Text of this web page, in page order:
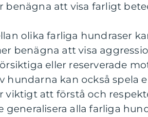
benägna att visa farligt
olika farliga hundraser
benägna att visa
eller reserverade
hundarna kan också spela
viktigt att förstå och
generalisera alla farliga